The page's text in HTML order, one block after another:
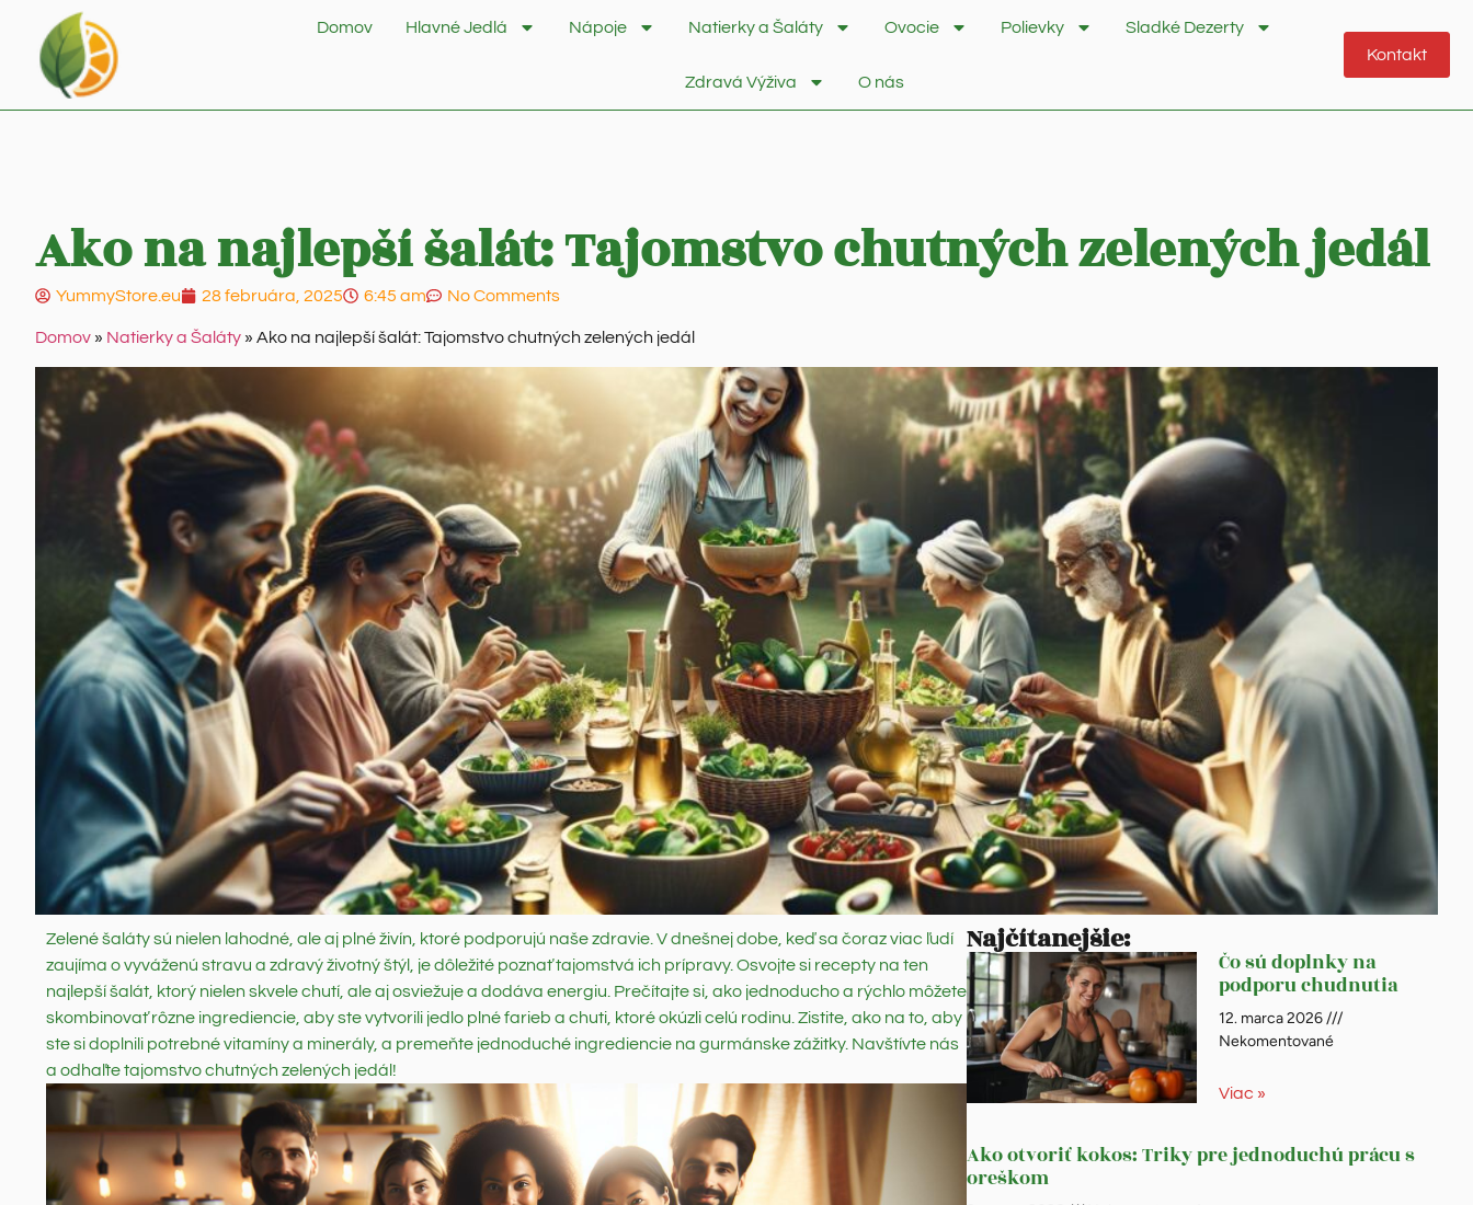
Domov Hlavné Jedlá Nápoje Natierky a Šaláty Ovocie Polievky Sladké Dezerty
Zdravá Výživa O nás
Kontakt
Ako na najlepší šalát: Tajomstvo chutných zelených jedál
YummyStore.eu 28 februára, 2025 6:45 am No Comments
Domov » Natierky a Šaláty » Ako na najlepší šalát: Tajomstvo chutných zelených jedál
Zelené šaláty sú nielen lahodné, ale aj plné živín, ktoré podporujú naše zdravie. V dnešnej dobe, keď sa čoraz viac ľudí
zaujíma o vyváženú stravu a zdravý životný štýl, je dôležité poznať tajomstvá ich prípravy. Osvojte si recepty na ten
najlepší šalát, ktorý nielen skvele chutí, ale aj osviežuje a dodáva energiu. Prečítajte si, ako jednoducho a rýchlo môžete
skombinovať rôzne ingrediencie, aby ste vytvorili jedlo plné farieb a chuti, ktoré okúzli celú rodinu. Zistite, ako na to, aby
ste si doplnili potrebné vitamíny a minerály, a premeňte jednoduché ingrediencie na gurmánske zážitky. Navštívte nás
a odhaľte tajomstvo chutných zelených jedál!
Najčítanejšie:
Čo sú doplnky na
podporu chudnutia
12. marca 2026
Nekomentované
Viac »
Ako otvoriť kokos: Triky pre jednoduchú prácu s
oreškom